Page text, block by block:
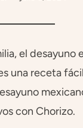
el desayuno
una receta
con Chorizo.